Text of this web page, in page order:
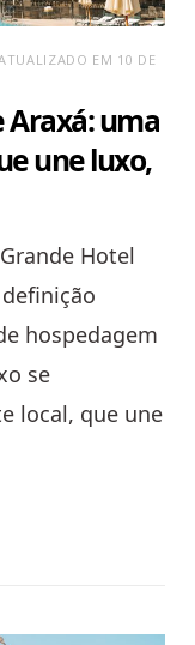
EM 10 DE
Araxá: uma
une luxo,
Hotel
hospedagem
se
local, que une